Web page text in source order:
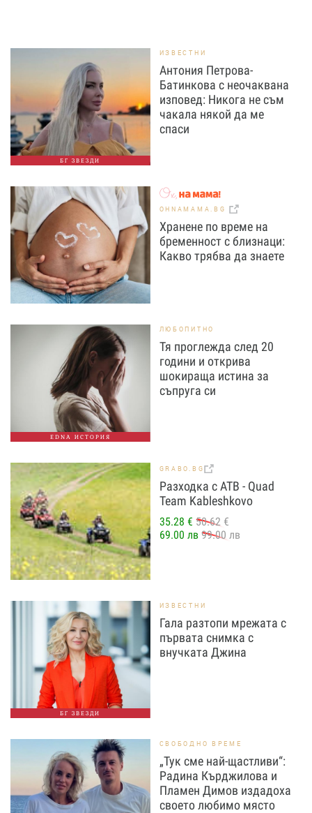
БГ ЗВЕЗДИ
ИЗВЕСТНИ
Антония Петрова-
Батинкова с неочаквана
изповед: Никога не съм
чакала някой да ме
спаси
OHNAMAMA.BG
Хранене по време на
бременност с близнаци:
Какво трябва да знаете
EDNA ИСТОРИЯ
ЛЮБОПИТНО
Тя проглежда след 20
години и открива
шокираща истина за
съпруга си
GRABO.BG
Разходка с АТВ - Quad
Team Kableshkovo
35.28 € 50.62 €
69.00 лв 99.00 лв
БГ ЗВЕЗДИ
ИЗВЕСТНИ
Гала разтопи мрежата с
първата снимка с
внучката Джина
СВОБОДНО ВРЕМЕ
„Тук сме най-щастливи“:
Радина Кърджилова и
Пламен Димов издадоха
своето любимо място